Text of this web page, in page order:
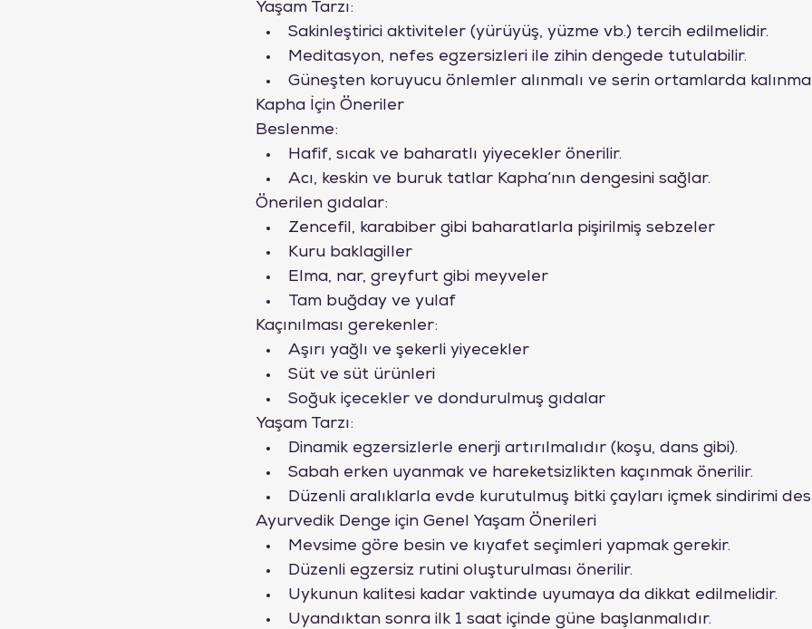
Yaşam Tarzı:
Sakinleştirici aktiviteler (yürüyüş, yüzme vb.) tercih edilmelidir.
Meditasyon, nefes egzersizleri ile zihin dengede tutulabilir.
Güneşten koruyucu önlemler alınmalı ve serin ortamlarda
Kapha İçin Öneriler
Beslenme:
Hafif, sıcak ve baharatlı yiyecekler önerilir.
Acı, keskin ve buruk tatlar Kapha’nın dengesini sağlar.
Önerilen gıdalar:
Zencefil, karabiber gibi baharatlarla pişirilmiş sebzeler
Kuru baklagiller
Elma, nar, greyfurt gibi meyveler
Tam buğday ve yulaf
Kaçınılması gerekenler:
Aşırı yağlı ve şekerli yiyecekler
Süt ve süt ürünleri
Soğuk içecekler ve dondurulmuş gıdalar
Yaşam Tarzı:
Dinamik egzersizlerle enerji artırılmalıdır (koşu, dans gibi).
Sabah erken uyanmak ve hareketsizlikten kaçınmak önerilir.
Düzenli aralıklarla evde kurutulmuş bitki çayları içmek sindirimi
Ayurvedik Denge için Genel Yaşam Önerileri
Mevsime göre besin ve kıyafet seçimleri yapmak gerekir.
Düzenli egzersiz rutini oluşturulması önerilir.
Uykunun kalitesi kadar vaktinde uyumaya da dikkat edilmelidir.
Uyandıktan sonra ilk 1 saat içinde güne başlanmalıdır.